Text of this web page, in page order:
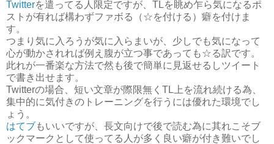
Twitterを遣ってる人限定ですが、TLを眺め乍ら気になるポ
ストが有れば構わずファボる（☆を付ける）癖を付けま
す。
つまり気に入ろうが気に入らまいが、少しでも気になって
心が動かされれば例え腹が立つ事であっても☆る訳です。
此れが一番楽な方法で然も後で簡単に見返せるしツイート
で書き出せます。
Twitterの場合、短い文章が際限無くTL上を流れ続ける為、
集中的に気付きのトレーニングを行うには優れた環境でし
ょう。
はてブもいいですが、長文向けで後で読む為に其れこそブ
ックマークとして使ってる人が多く良い癖が付き難いでし